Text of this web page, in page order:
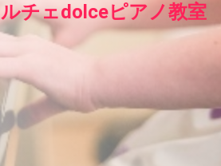
チェdolceピアノ教室